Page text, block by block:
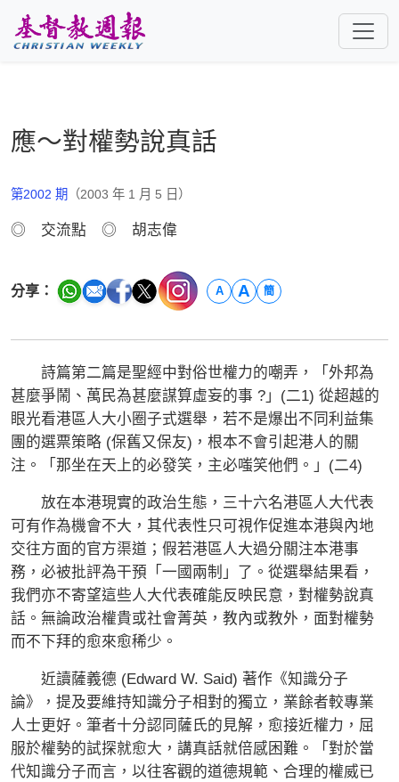
應～對權勢說真話
第2002 期 （2003 年 1 月 5 日）
◎ 交流點 ◎ 胡志偉
分享： A A 簡
詩篇第二篇是聖經中對俗世權力的嘲弄，「外邦為
甚麼爭鬧、萬民為甚麼謀算虛妄的事 ?」(二1) 從超越的
眼光看港區人大小圈子式選舉，若不是爆出不同利益集
團的選票策略 (保舊又保友)，根本不會引起港人的關
注。「那坐在天上的必發笑，主必嗤笑他們。」(二4)
放在本港現實的政治生態，三十六名港區人大代表
可有作為機會不大，其代表性只可視作促進本港與內地
交往方面的官方渠道；假若港區人大過分關注本港事
務，必被批評為干預「一國兩制」了。從選舉結果看，
我們亦不寄望這些人大代表確能反映民意，對權勢說真
話。無論政治權貴或社會菁英，教內或教外，面對權勢
而不下拜的愈來愈稀少。
近讀薩義德 (Edward W. Said) 著作《知識分子
論》，提及要維持知識分子相對的獨立，業餘者較專業
人士更好。筆者十分認同薩氏的見解，愈接近權力，屈
服於權勢的試探就愈大，講真話就倍感困難。「對於當
代知識分子而言，以往客觀的道德規範、合理的權威已